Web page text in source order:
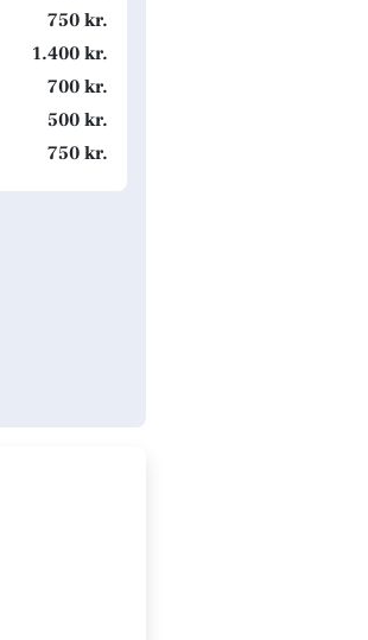
750 kr.
1.400 kr.
700 kr.
500 kr.
750 kr.